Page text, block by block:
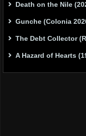
Death on the Nile
Gunche (Colonia
The Debt Collector
A Hazard of Hearts